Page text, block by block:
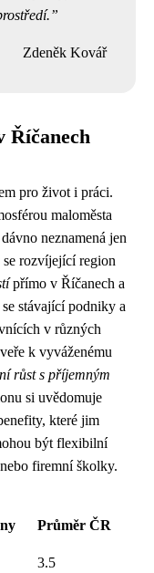
Zdeněk Kovář
Říčanech
pro život i práci.
maloměsta
neznamená jen
rozvíjející region
přímo v Říčanech a
stávající podniky a
v různých
k vyváženému
růst s příjemným
si uvědomuje
které jim
být flexibilní
firemní školky.
Průměr ČR
3.5